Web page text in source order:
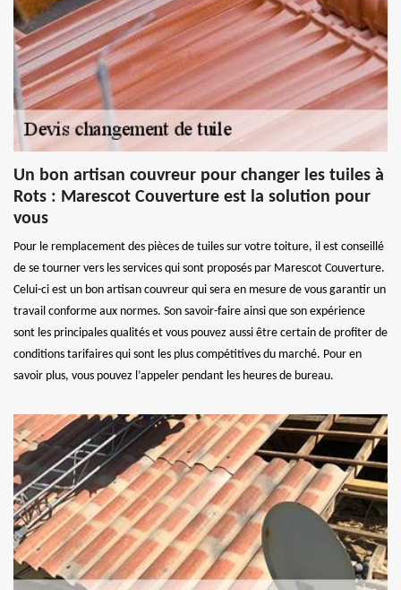
Un bon artisan couvreur pour changer les tuiles à
Rots : Marescot Couverture est la solution pour
vous
Pour le remplacement des pièces de tuiles sur votre toiture, il est conseillé
de se tourner vers les services qui sont proposés par Marescot Couverture.
Celui-ci est un bon artisan couvreur qui sera en mesure de vous garantir un
travail conforme aux normes. Son savoir-faire ainsi que son expérience
sont les principales qualités et vous pouvez aussi être certain de profiter de
conditions tarifaires qui sont les plus compétitives du marché. Pour en
savoir plus, vous pouvez l’appeler pendant les heures de bureau.